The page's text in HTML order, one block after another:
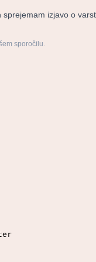
sprejemam izjavo o
sporočilu.